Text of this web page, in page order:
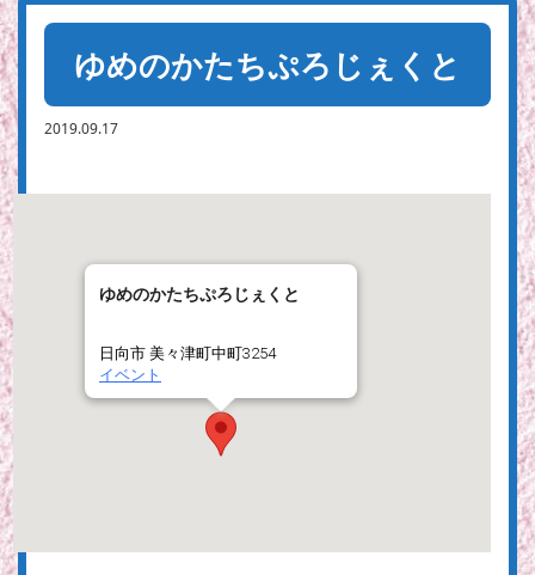
ゆめのかたちぷろじぇくと
2019.09.17
ゆめのかたちぷろじぇくと
日向市 美々津町中町3254
イベント